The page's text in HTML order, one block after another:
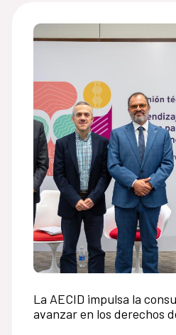
La AECID impulsa la
avanzar en los derechos